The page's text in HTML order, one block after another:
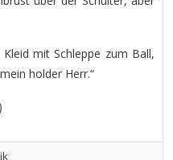
mit Schleppe zum Ball,
holder Herr.“